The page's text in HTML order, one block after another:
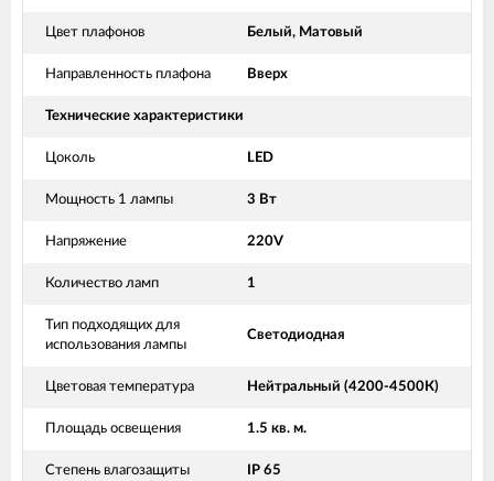
Цвет плафонов Белый, Матовый
Направленность плафона Вверх
Технические характеристики
Цоколь LED
Мощность 1 лампы 3 Вт
Напряжение 220V
Количество ламп 1
Тип подходящих для
использования лампы
Светодиодная
Цветовая температура Нейтральный (4200-4500К)
Площадь освещения 1.5 кв. м.
Степень влагозащиты IP 65